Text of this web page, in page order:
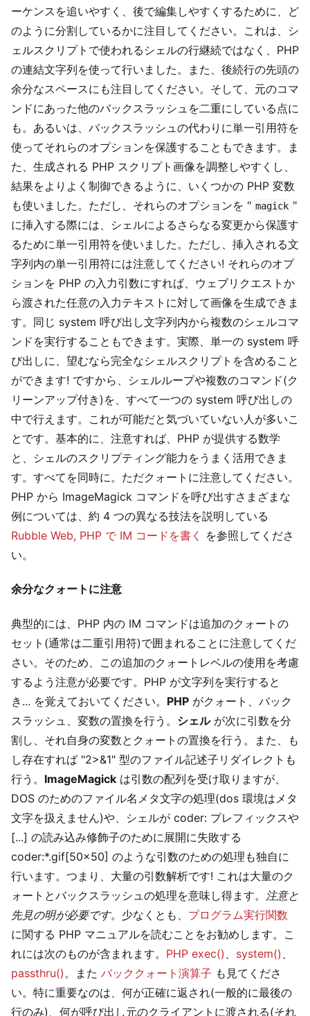
ーケンスを追いやすく、後で編集しやすくするために、ど
のように分割しているかに注目してください。これは、シ
ェルスクリプトで使われるシェルの行継続ではなく、PHP
の連結文字列を使って行いました。また、後続行の先頭の
余分なスペースにも注目してください。そして、元のコマ
ンドにあった他のバックスラッシュを二重にしている点に
も。あるいは、バックスラッシュの代わりに単一引用符を
使ってそれらのオプションを保護することもできます。ま
た、生成される PHP スクリプト画像を調整しやすくし、
結果をよりよく制御できるように、いくつかの PHP 変数
も使いました。ただし、それらのオプションを " magick "
に挿入する際には、シェルによるさらなる変更から保護す
るために単一引用符を使いました。ただし、挿入される文
字列内の単一引用符には注意してください! それらのオプ
ションを PHP の入力引数にすれば、ウェブリクエストか
ら渡された任意の入力テキストに対して画像を生成できま
す。同じ system 呼び出し文字列内から複数のシェルコマ
ンドを実行することもできます。実際、単一の system 呼
び出しに、望むなら完全なシェルスクリプトを含めること
ができます! ですから、シェルループや複数のコマンド(ク
リーンアップ付き)を、すべて一つの system 呼び出しの
中で行えます。これが可能だと気づいていない人が多いこ
とです。基本的に、注意すれば、PHP が提供する数学
と、シェルのスクリプティング能力をうまく活用できま
す。すべてを同時に。ただクォートに注意してください。
PHP から ImageMagick コマンドを呼び出すさまざまな
例については、約 4 つの異なる技法を説明している
Rubble Web, PHP で IM コードを書く
を参照してくださ
い。
余分なクォートに注意
典型的には、PHP 内の IM コマンドは追加のクォートの
セット(通常は二重引用符)で囲まれることに注意してくだ
さい。そのため、この追加のクォートレベルの使用を考慮
するよう注意が必要です。PHP が文字列を実行すると
き... を覚えておいてください。 PHP がクォート、バック
スラッシュ、変数の置換を行う。 シェルが次に引数を分
割し、それ自身の変数とクォートの置換を行う。また、も
し存在すれば "2>&1" 型のファイル記述子リダイレクトも
行う。 ImageMagick は引数の配列を受け取りますが、
DOS のためのファイル名メタ文字の処理(dos 環境はメタ
文字を扱えません)や、シェルが coder: プレフィックスや
[...] の読み込み修飾子のために展開に失敗する
coder:*.gif[50x50] のような引数のための処理も独自に
行います。つまり、大量の引数解析です! これは大量のク
ォートとバックスラッシュの処理を意味し得ます。 注意と
先見の明が必要です。少なくとも、 プログラム実行関数
に関する PHP マニュアルを読むことをお勧めします。こ
れには次のものが含まれます。 PHP exec() system()
passthru() 。また バッククォート演算子 も見てくださ
い。特に重要なのは、何が正確に返され(一般的に最後の
行のみ)、何が呼び出し元のクライアントに渡される(それ